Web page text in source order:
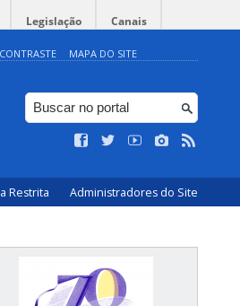
Legislação Canais
MAPA DO SITE
Restrita Administradores do Site